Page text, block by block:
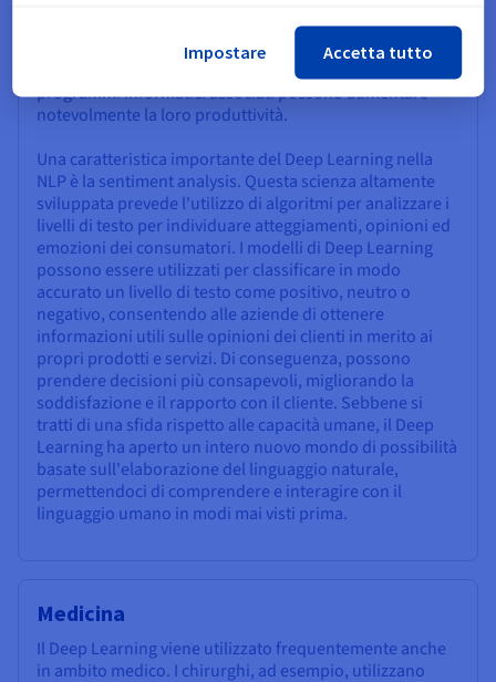
traduttori non devono più passare ore a cercare la
traduzione ottimale di una parola. Le macchine sono
state addestrate a imparare un ampio vocabolario e i
programmi informatici associati possono aumentare
notevolmente la loro produttività.
Una caratteristica importante del Deep Learning nella
NLP è la sentiment analysis. Questa scienza altamente
sviluppata prevede l'utilizzo di algoritmi per analizzare i
livelli di testo per individuare atteggiamenti, opinioni ed
emozioni dei consumatori. I modelli di Deep Learning
possono essere utilizzati per classificare in modo
accurato un livello di testo come positivo, neutro o
negativo, consentendo alle aziende di ottenere
informazioni utili sulle opinioni dei clienti in merito ai
propri prodotti e servizi. Di conseguenza, possono
prendere decisioni più consapevoli, migliorando la
soddisfazione e il rapporto con il cliente. Sebbene si
tratti di una sfida rispetto alle capacità umane, il Deep
Learning ha aperto un intero nuovo mondo di possibilità
basate sull'elaborazione del linguaggio naturale,
permettendoci di comprendere e interagire con il
linguaggio umano in modi mai visti prima.
Medicina
Il Deep Learning viene utilizzato frequentemente anche
in ambito medico. I chirurghi, ad esempio, utilizzano
Impostare Accetta tutto